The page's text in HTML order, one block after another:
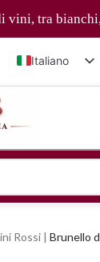
rossi e
Italiano
English (UK)
Rossi| Brunello